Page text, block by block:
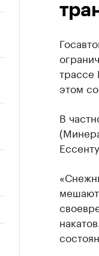
трассе
этом
В
мешают